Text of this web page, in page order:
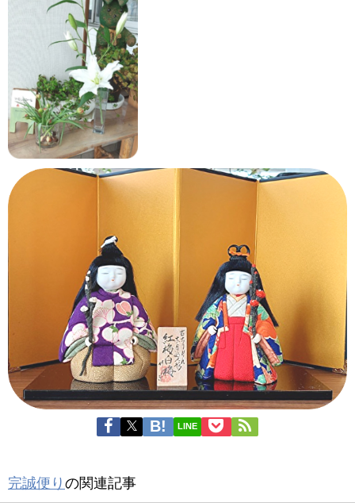
LINE
完誠便り の関連記事